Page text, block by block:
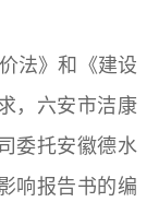
法》和《建设
，六安市洁康
委托安徽德水
响报告书的编